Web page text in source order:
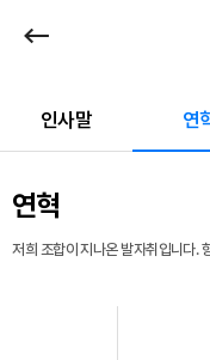
인사말 연
연혁
저희 조합이 지나온 발자취입니다.